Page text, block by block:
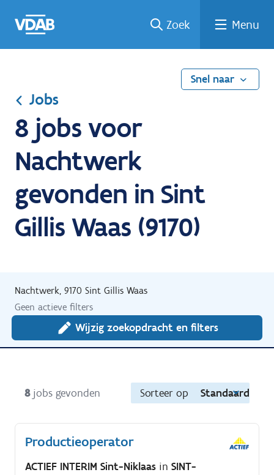
naar
een
een
job
naar
Zoek Menu
Snel naar
Jobs
8 jobs voor
Nachtwerk
gevonden in Sint
Gillis Waas (9170)
Nachtwerk, 9170 Sint Gillis Waas
Geen actieve filters
Wijzig zoekopdracht en filters
8 jobs gevonden Sorteer op Standaard
Productieoperator
ACTIEF INTERIM Sint-Niklaas in SINT-